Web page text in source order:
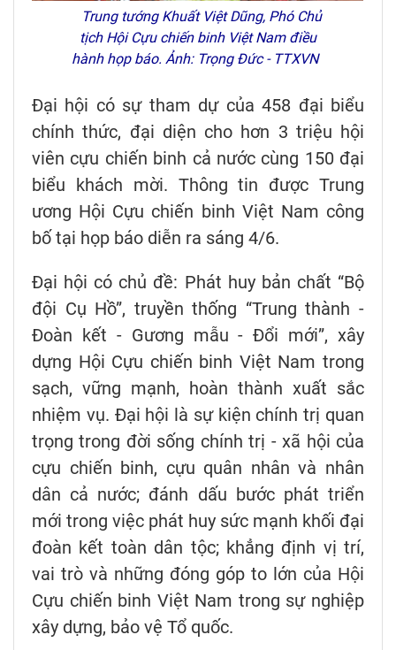
Trung tướng Khuất Việt Dũng, Phó Chủ
tịch Hội Cựu chiến binh Việt Nam điều
hành họp báo. Ảnh: Trọng Đức - TTXVN
Đại hội có sự tham dự của 458 đại biểu
chính thức, đại diện cho hơn 3 triệu hội
viên cựu chiến binh cả nước cùng 150 đại
biểu khách mời. Thông tin được Trung
ương Hội Cựu chiến binh Việt Nam công
bố tại họp báo diễn ra sáng 4/6.
Đại hội có chủ đề: Phát huy bản chất “Bộ
đội Cụ Hồ”, truyền thống “Trung thành -
Đoàn kết - Gương mẫu - Đổi mới”, xây
dựng Hội Cựu chiến binh Việt Nam trong
sạch, vững mạnh, hoàn thành xuất sắc
nhiệm vụ. Đại hội là sự kiện chính trị quan
trọng trong đời sống chính trị - xã hội của
cựu chiến binh, cựu quân nhân và nhân
dân cả nước; đánh dấu bước phát triển
mới trong việc phát huy sức mạnh khối đại
đoàn kết toàn dân tộc; khẳng định vị trí,
vai trò và những đóng góp to lớn của Hội
Cựu chiến binh Việt Nam trong sự nghiệp
xây dựng, bảo vệ Tổ quốc.